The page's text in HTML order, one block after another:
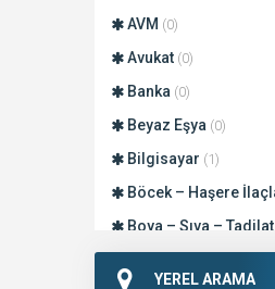
AVM (0)
Avukat (0)
Banka (0)
Beyaz Eşya (0)
Bilgisayar (1)
Böcek – Haşere
Boya – Sıva – Tadilat
YEREL ARAMA